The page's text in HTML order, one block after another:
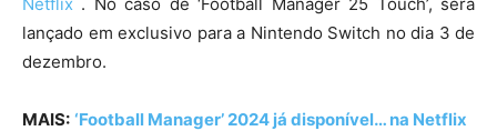
lançado em exclusivo para a Nintendo Switch no dia 3 de
dezembro.
MAIS: ‘Football Manager’ 2024 já disponível… na Netflix